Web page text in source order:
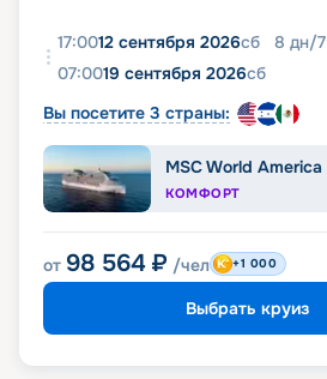
17:0012 сентября 2026сб 8 дн/7
07:0019 сентября 2026сб
Вы посетите 3 страны:
MSC World America
КОМФОРТ
от 98 564 ₽ /чел +1 000
Выбрать круиз